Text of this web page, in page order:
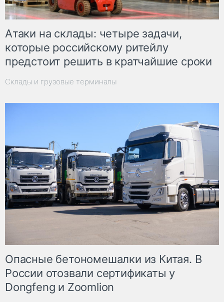
Атаки на склады: четыре задачи,
которые российскому ритейлу
предстоит решить в кратчайшие сроки
Склады и грузовые терминалы
Опасные бетономешалки из Китая. В
России отозвали сертификаты у
Dongfeng и Zoomlion